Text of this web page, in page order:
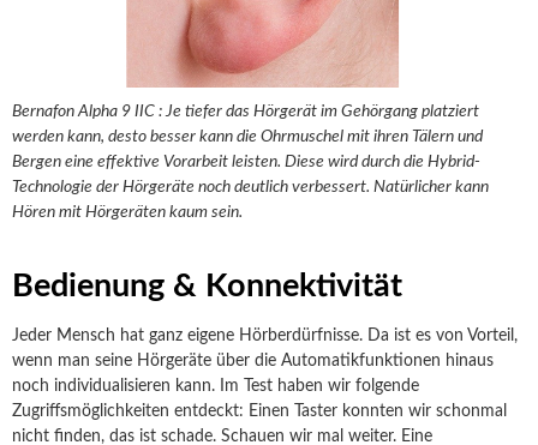
Bernafon Alpha 9 IIC : Je tiefer das Hörgerät im Gehörgang platziert
werden kann, desto besser kann die Ohrmuschel mit ihren Tälern und
Bergen eine effektive Vorarbeit leisten. Diese wird durch die Hybrid-
Technologie der Hörgeräte noch deutlich verbessert. Natürlicher kann
Hören mit Hörgeräten kaum sein.
Bedienung & Konnektivität
Jeder Mensch hat ganz eigene Hörberdürfnisse. Da ist es von Vorteil,
wenn man seine Hörgeräte über die Automatikfunktionen hinaus
noch individualisieren kann. Im Test haben wir folgende
Zugriffsmöglichkeiten entdeckt: Einen Taster konnten wir schonmal
nicht finden, das ist schade. Schauen wir mal weiter. Eine